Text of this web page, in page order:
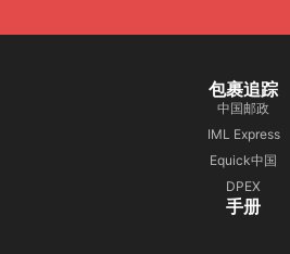
包裹追踪
中国邮政
IML Express
Equick中国
DPEX
手册